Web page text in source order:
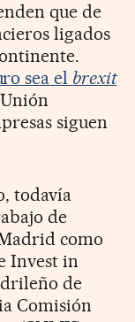
que de
ligados
sea el brexit
siguen
todavía
de
como
Invest in
de
Comisión